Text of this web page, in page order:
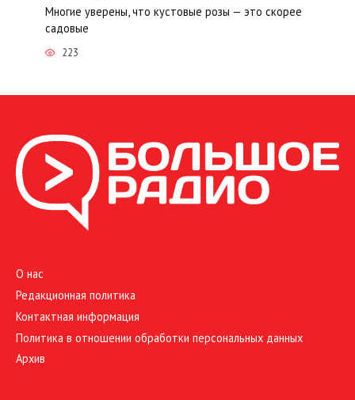
Многие уверены, что кустовые розы — это скорее
садовые
223
О нас
Редакционная политика
Контактная информация
Политика в отношении обработки персональных данных
Архив